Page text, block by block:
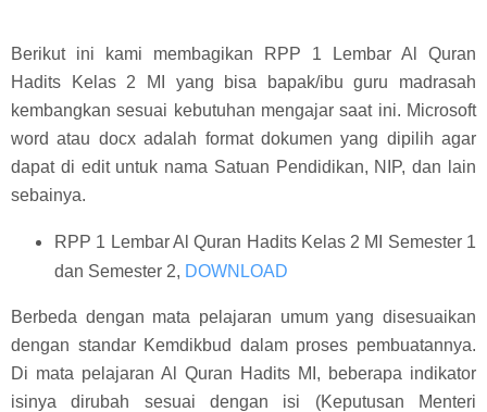
Berikut ini kami membagikan RPP 1 Lembar Al Quran
Hadits Kelas 2 MI yang bisa bapak/ibu guru madrasah
kembangkan sesuai kebutuhan mengajar saat ini. Microsoft
word atau docx adalah format dokumen yang dipilih agar
dapat di edit untuk nama Satuan Pendidikan, NIP, dan lain
sebainya.
RPP 1 Lembar Al Quran Hadits Kelas 2 MI Semester 1
dan Semester 2, DOWNLOAD
Berbeda dengan mata pelajaran umum yang disesuaikan
dengan standar Kemdikbud dalam proses pembuatannya.
Di mata pelajaran Al Quran Hadits MI, beberapa indikator
isinya dirubah sesuai dengan isi (Keputusan Menteri